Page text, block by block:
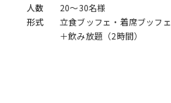
人数
20～30名様
形式
立食ブッフェ・着席ブッフェ
＋飲み放題（2時間）